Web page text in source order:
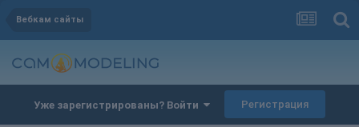
Вебкам сайты
Уже зарегистрированы? Войти Регистрация